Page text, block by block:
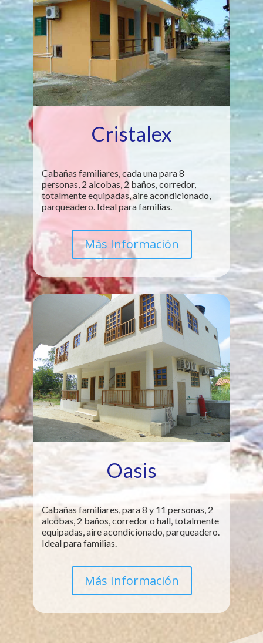
Cristalex
Cabañas familiares, cada una para 8
personas, 2 alcobas, 2 baños, corredor,
totalmente equipadas, aire acondicionado,
parqueadero. Ideal para familias.
Más Información
Oasis
Cabañas familiares, para 8 y 11 personas, 2
alcobas, 2 baños, corredor o hall, totalmente
equipadas, aire acondicionado, parqueadero.
Ideal para familias.
Más Información